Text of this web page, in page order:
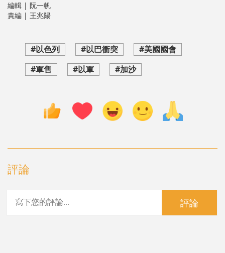
編輯 | 阮一帆
責編 | 王兆陽
#以色列 #以巴衝突
#美國國會
#軍售
#以軍 #加沙
評論
評論